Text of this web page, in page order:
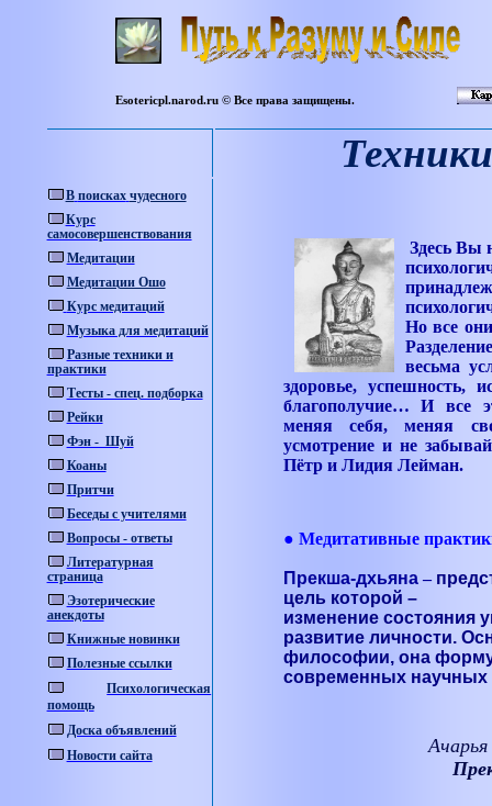
Esotericpl.narod.ru © Все права защищены.
В поисках чудесного
Курс
самосовершенствования
Медитации
Медитации Ошо
Курс медитаций
Музыка для медитаций
Разные техники и
практики
Тесты - спец. подборка
Рейки
Фэн - Шуй
Коаны
Притчи
Беседы с учителями
Вопросы - ответы
Литературная
страница
Эзотерические
анекдоты
Книжные новинки
Полезные ссылки
Психологическая
помощь
Доска объявлений
Новости сайта
Здесь Вы
Но все
весьма
здоровье, успешность,
благополучие… И все
меняя себя, меняя
усмотрение и не
Пётр и Лидия Лейман.
● Медитативные
Прекша-дхьяна –
цель которой –
изменение состояния
развитие личности.
философии, она
современных научных